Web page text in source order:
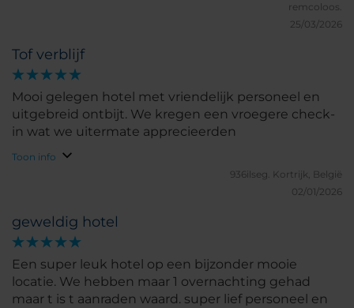
remcoloos.
25/03/2026
Tof verblijf
Mooi gelegen hotel met vriendelijk personeel en
uitgebreid ontbijt. We kregen een vroegere check-
in wat we uitermate apprecieerden
Toon info
936ilseg. Kortrijk, België
02/01/2026
geweldig hotel
Een super leuk hotel op een bijzonder mooie
locatie. We hebben maar 1 overnachting gehad
maar t is t aanraden waard. super lief personeel en